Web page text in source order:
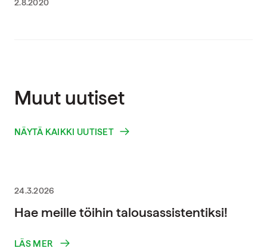
2.8.2020
Muut uutiset
NÄYTÄ KAIKKI UUTISET
24.3.2026
Hae meille töihin talousassistentiksi!
LÄS MER